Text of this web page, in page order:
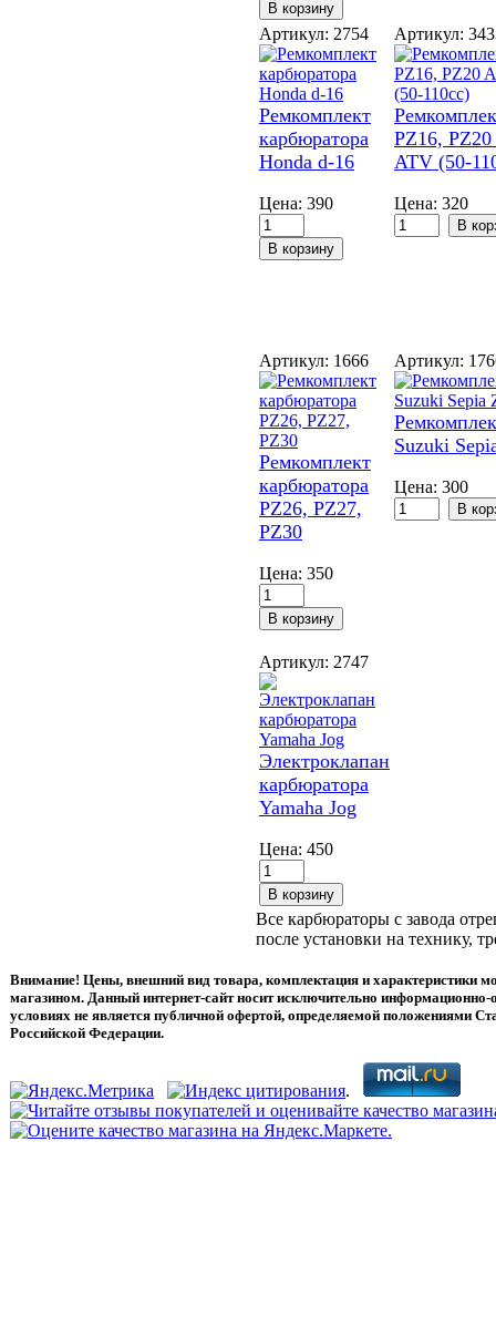
Артикул: 2754
Ремкомплект
карбюратора
Honda d-16
Цена: 390
Артикул:
PZ16,
ATV (50-
Цена: 320
Артикул: 1666
Ремкомплект
карбюратора
PZ26, PZ27,
PZ30
Цена: 350
Артикул:
Suzuki
Цена: 300
Артикул: 2747
Электроклапан
карбюратора
Yamaha Jog
Цена: 450
Все карбюраторы с завода
после установки на технику,
Внимание! Цены, внешний вид товара, комплектация и характеристики
магазином. Данный интернет-сайт носит исключительно
условиях не является публичной офертой, определяемой положениями
Российской Федерации.
.